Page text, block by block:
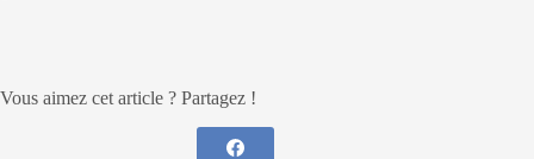
Vous aimez cet article ? Partagez !